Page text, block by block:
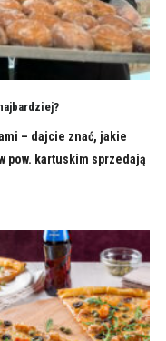
– dajcie znać, jakie
pow. kartuskim sprzedają